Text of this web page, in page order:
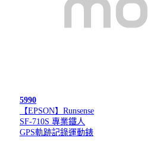
5990
【EPSON】Runsense
SF-710S 專業鐵人
GPS軌跡記錄運動錶